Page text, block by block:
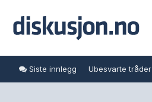
Siste innlegg Ubesvarte tråder